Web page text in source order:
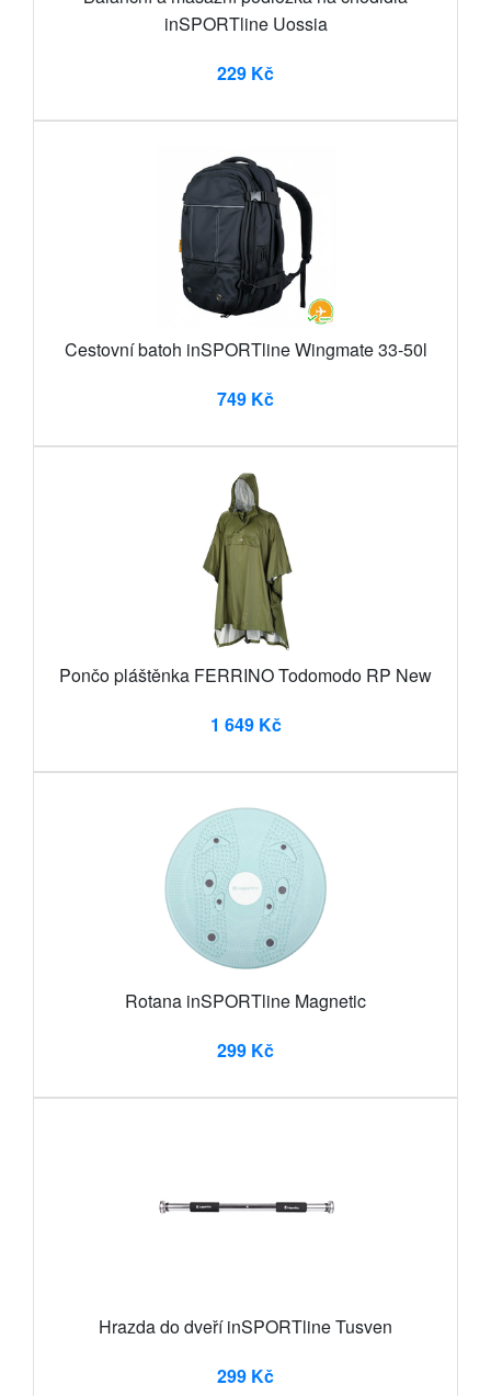
inSPORTline Uossia
229 Kč
Cestovní batoh inSPORTline Wingmate 33-50l
749 Kč
Pončo pláštěnka FERRINO Todomodo RP New
1 649 Kč
Rotana inSPORTline Magnetic
299 Kč
Hrazda do dveří inSPORTline Tusven
299 Kč